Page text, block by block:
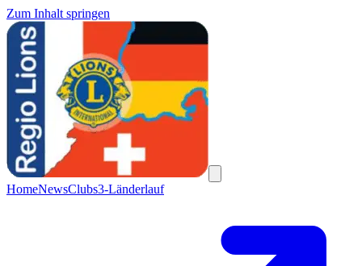
Zum Inhalt springen
HomeNewsClubs3-Länderlauf